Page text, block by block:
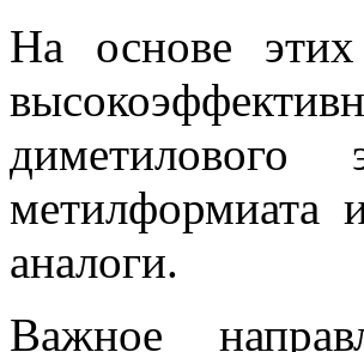
На основе этих
метилформиата
аналоги.
Важное